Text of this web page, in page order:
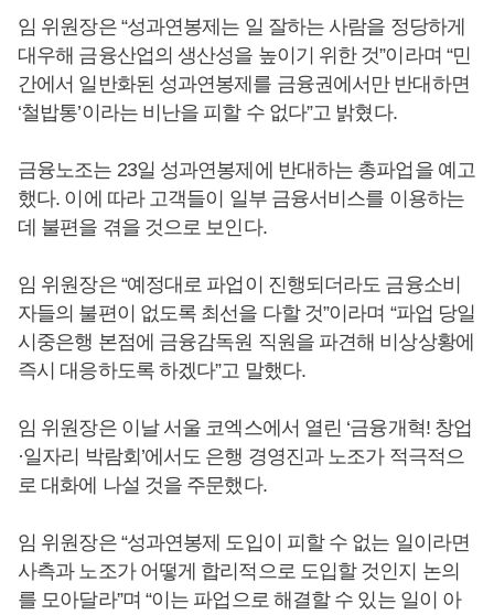
임 위원장은 “성과연봉제는 일 잘하는 사람을 정당하게
대우해 금융산업의 생산성을 높이기 위한 것”이라며 “민
간에서 일반화된 성과연봉제를 금융권에서만 반대하면
‘철밥통’이라는 비난을 피할 수 없다”고 밝혔다.
금융노조는 23일 성과연봉제에 반대하는 총파업을 예고
했다. 이에 따라 고객들이 일부 금융서비스를 이용하는
데 불편을 겪을 것으로 보인다.
임 위원장은 “예정대로 파업이 진행되더라도 금융소비
자들의 불편이 없도록 최선을 다할 것”이라며 “파업 당일
시중은행 본점에 금융감독원 직원을 파견해 비상상황에
즉시 대응하도록 하겠다”고 말했다.
임 위원장은 이날 서울 코엑스에서 열린 ‘금융개혁! 창업
·일자리 박람회’에서도 은행 경영진과 노조가 적극적으
로 대화에 나설 것을 주문했다.
임 위원장은 “성과연봉제 도입이 피할 수 없는 일이라면
사측과 노조가 어떻게 합리적으로 도입할 것인지 논의
를 모아달라”며 “이는 파업으로 해결할 수 있는 일이 아